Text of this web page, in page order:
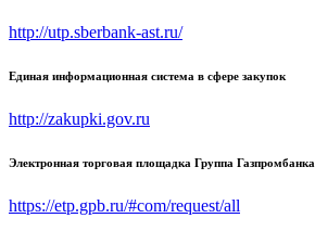
http://utp.sberbank-ast.ru/
Единая информационная система в сфере закупок
http://zakupki.gov.ru
Электронная торговая площадка Группа Газпромбанка
https://etp.gpb.ru/#com/request/all